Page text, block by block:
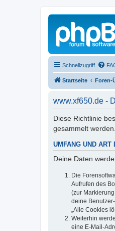
Schnellzugriff
Startseite Foren-
www.xf650.de -
Diese Richtlinie
gesammelt werden.
UMFANG UND ART
Deine Daten
Die
Aufrufen des
(zur
deine
„Alle Cookies
Weiterhin
eine E-Mail-